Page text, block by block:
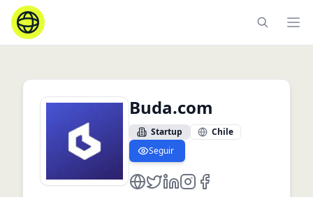
Buda.com
Startup
Chile
Seguir
https://www.buda.com/
https://twitter.com/
https://www.linkedin.com/
https://facebook.com/